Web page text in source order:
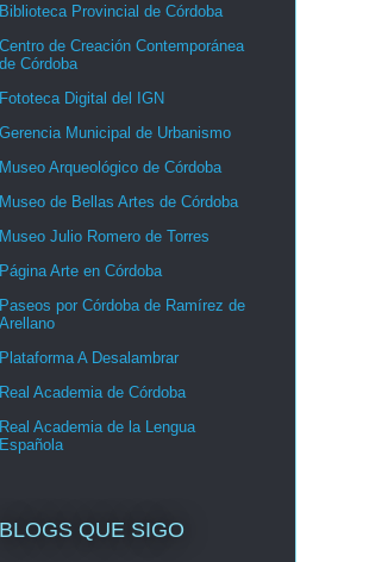
Biblioteca Provincial de Córdoba
Centro de Creación Contemporánea
de Córdoba
Fototeca Digital del IGN
Gerencia Municipal de Urbanismo
Museo Arqueológico de Córdoba
Museo de Bellas Artes de Córdoba
Museo Julio Romero de Torres
Página Arte en Córdoba
Paseos por Córdoba de Ramírez de
Arellano
Plataforma A Desalambrar
Real Academia de Córdoba
Real Academia de la Lengua
Española
BLOGS QUE SIGO